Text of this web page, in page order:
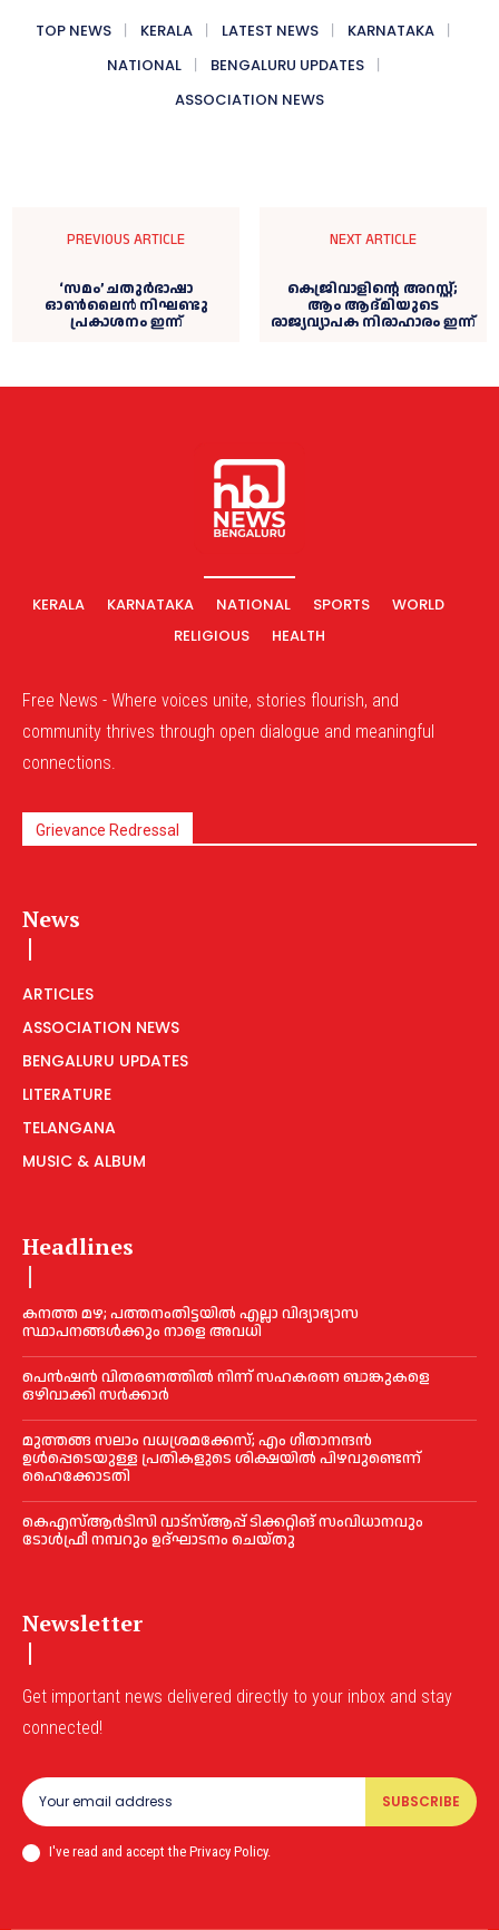
TOP NEWS KERALA LATEST NEWS
KARNATAKA
NATIONAL
BENGALURU UPDATES
ASSOCIATION NEWS
PREVIOUS ARTICLE
‘സമം’ ചതുർഭാഷാ
ഓൺലൈൻ നിഘണ്ടു
പ്രകാശനം ഇന്ന്
NEXT ARTICLE
കെജ്രിവാളിന്റെ അറസ്റ്റ്;
ആം ആദ്മിയുടെ
രാജ്യവ്യാപക നിരാഹാരം ഇന്ന്
KERALA KARNATAKA NATIONAL SPORTS
WORLD
RELIGIOUS
HEALTH
Free News - Where voices unite, stories flourish, and
community thrives through open dialogue and meaningful
connections.
Grievance Redressal
News
ARTICLES
ASSOCIATION NEWS
BENGALURU UPDATES
LITERATURE
TELANGANA
MUSIC & ALBUM
Headlines
കനത്ത മഴ; പത്തനംതിട്ടയില്‍ എല്ലാ വിദ്യാഭ്യാസ
സ്ഥാപനങ്ങള്‍ക്കും നാളെ അവധി
പെൻഷൻ വിതരണത്തില്‍ നിന്ന് സഹകരണ ബാങ്കുകളെ
ഒഴിവാക്കി സര്‍ക്കാര്‍
മുത്തങ്ങ സലാം വധശ്രമക്കേസ്; എം ഗീതാനന്ദൻ
ഉള്‍പ്പെടെയുള്ള പ്രതികളുടെ ശിക്ഷയില്‍ പിഴവുണ്ടെന്ന്
ഹൈക്കോടതി
കെഎസ്‌ആര്‍ടിസി വാട്‌സ്‌ആപ്പ് ടിക്കറ്റിങ് സംവിധാനവും
ടോള്‍ഫ്രീ നമ്പറും ഉദ്ഘാടനം ചെയ്തു
Newsletter
Get important news delivered directly to your inbox and stay
connected!
SUBSCRIBE
I've read and accept the Privacy Policy.